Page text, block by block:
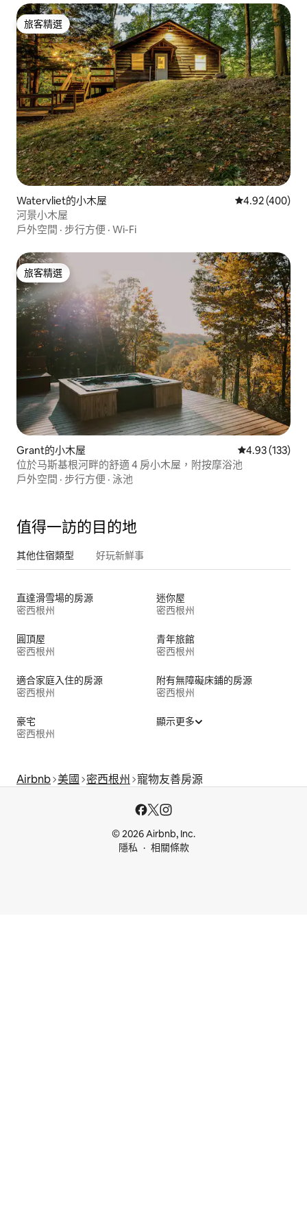
旅客精選
旅客精選
Watervliet的小木屋 從 400 則評價
4.92 (400)
河景小木屋
戶外空間 · 步行方便 · Wi-Fi
旅客精選
旅客精選
Grant的小木屋 從 133 則評價
4.93 (133)
位於马斯基根河畔的舒適 4 房小木屋，附按摩浴池
戶外空間 · 步行方便 · 泳池
值得一訪的目的地
其他住宿類型 好玩新鮮事
直達滑雪場的房源
密西根州
迷你屋
密西根州
圓頂屋
密西根州
青年旅館
密西根州
適合家庭入住的房源
密西根州
附有無障礙床鋪的房源
密西根州
豪宅
密西根州
顯示更多
Airbnb 美國 密西根州 寵物友善房源
© 2026 Airbnb, Inc.
隱私
相關條款